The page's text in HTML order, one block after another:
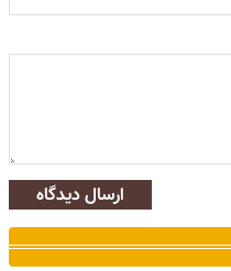
ارسال دیدگاه